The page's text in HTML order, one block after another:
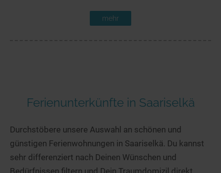
mehr
Ferienunterkünfte in Saariselkä
Durchstöbere unsere Auswahl an schönen und
günstigen Ferienwohnungen in Saariselkä. Du kannst
sehr differenziert nach Deinen Wünschen und
Bedürfnissen filtern und Dein Traumdomizil direkt